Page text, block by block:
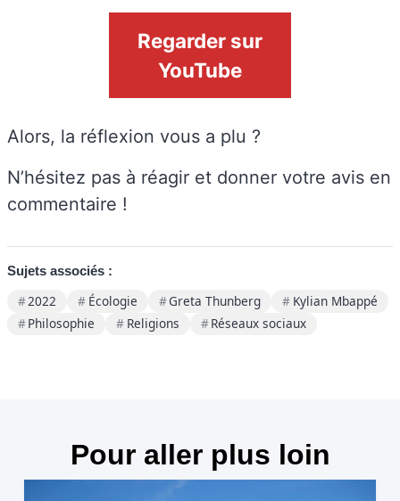
Regarder sur
YouTube
Alors, la réflexion vous a plu ?
N’hésitez pas à réagir et donner votre avis en
commentaire !
Sujets associés :
2022 Écologie Greta Thunberg
Kylian Mbappé
Philosophie
Religions Réseaux sociaux
Pour aller plus loin